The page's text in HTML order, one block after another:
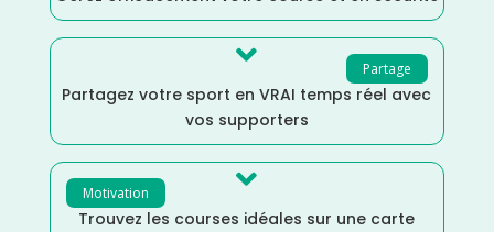
Partage

Partagez votre sport en VRAI temps réel avec
vos supporters
Motivation 
Trouvez les courses idéales sur une carte